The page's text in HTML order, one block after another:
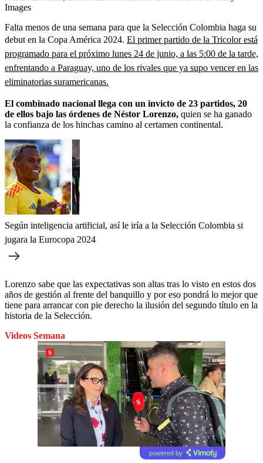
Images
Falta menos de una semana para que la Selección Colombia haga su
debut en la Copa América 2024. El primer partido de la Tricolor está
programado para el próximo lunes 24 de junio, a las 5:00 de la tarde,
enfrentando a Paraguay, uno de los rivales que ya supo vencer en las
eliminatorias suramericanas.
El combinado nacional llega con un invicto de 23 partidos, 20
de ellos bajo las órdenes de Néstor Lorenzo, quien se ha ganado
la confianza de los hinchas camino al certamen continental.
Según inteligencia artificial, así le iría a la Selección Colombia si
jugara la Eurocopa 2024
Lorenzo sabe que las expectativas son altas tras lo visto en estos dos
años de gestión al frente del banquillo y por eso pondrá lo mejor que
tiene para arrancar con pie derecho la ilusión del segundo título en la
historia de la Selección.
Videos Semana
powered by